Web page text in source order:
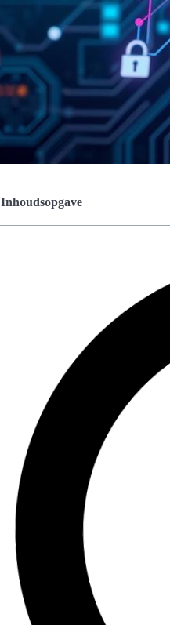
Inhoudsopgave